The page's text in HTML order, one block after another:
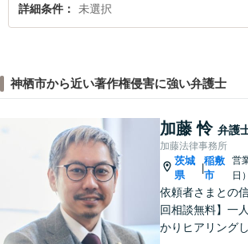
詳細条件 未選択
神栖市から近い著作権侵害に強い弁護士
加藤 怜 弁護
加藤法律事務所
茨城
県
|
稲敷
市
営
日）
依頼者さまとの
回相談無料】一
かりヒアリング